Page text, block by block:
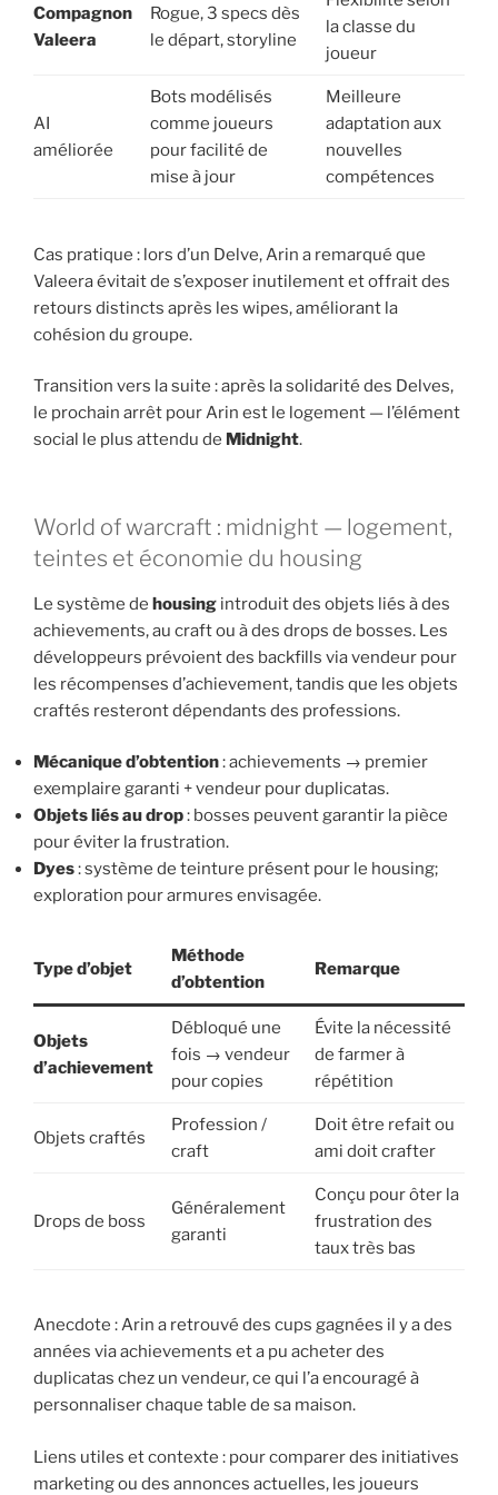
Compagnon
Valeera
Rogue, 3 specs dès
le départ, storyline
la classe du
joueur
AI
améliorée
Bots modélisés
comme joueurs
pour facilité de
mise à jour
Meilleure
adaptation aux
nouvelles
compétences
Cas pratique : lors d’un Delve, Arin a remarqué que
Valeera évitait de s’exposer inutilement et offrait des
retours distincts après les wipes, améliorant la
cohésion du groupe.
Transition vers la suite : après la solidarité des Delves,
le prochain arrêt pour Arin est le logement — l’élément
social le plus attendu de Midnight.
World of warcraft : midnight — logement,
teintes et économie du housing
Le système de housing introduit des objets liés à des
achievements, au craft ou à des drops de bosses. Les
développeurs prévoient des backfills via vendeur pour
les récompenses d’achievement, tandis que les objets
craftés resteront dépendants des professions.
Mécanique d’obtention: achievements → premier
exemplaire garanti + vendeur pour duplicatas.
Objets liés au drop: bosses peuvent garantir la pièce
pour éviter la frustration.
Dyes: système de teinture présent pour le housing;
exploration pour armures envisagée.
Type d’objet
Méthode
d’obtention
Remarque
Objets
d’achievement
Débloqué une
fois → vendeur
pour copies
Évite la nécessité
de farmer à
répétition
Objets craftés
Profession /
craft
Doit être refait ou
ami doit crafter
Drops de boss
Généralement
garanti
Conçu pour ôter la
frustration des
taux très bas
Anecdote : Arin a retrouvé des cups gagnées il y a des
années via achievements et a pu acheter des
duplicatas chez un vendeur, ce qui l’a encouragé à
personnaliser chaque table de sa maison.
Liens utiles et contexte : pour comparer des initiatives
marketing ou des annonces actuelles, les joueurs